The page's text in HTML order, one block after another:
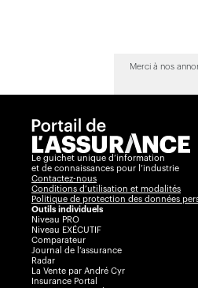
Merci à nos
Le guichet unique d’information
et de connaissances pour l’industrie
Contactez-nous
Conditions d’utilisation et modalités
Politique de protection des données
Outils individuels
Niveau PRO
Niveau EXÉCUTIF
Comparateur
Journal de l’assurance
Radar
La Vente par André Cyr
Insurance Portal